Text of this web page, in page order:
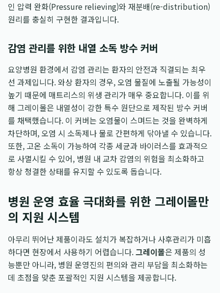
인 압력 완화(Pressure relieving)와 재분배(re-distribution)
원리를 충실히 구현한 결과입니다.
감염 관리를 위한 내열 소독 방수 커버
요양병원 환경에서 감염 관리는 환자의 안전과 직결되는 최우
선 과제입니다. 와상 환자의 경우, 오염 물질에 노출될 가능성이
높기 때문에 매트리스의 위생 관리가 매우 중요합니다. 이를 위
해 그레이몰은 내열성이 강한 특수 원단으로 제작된 방수 커버
를 채택했습니다. 이 커버는 오염물이 스며드는 것을 완벽하게
차단하며, 오염 시 소독제나 물로 간편하게 닦아낼 수 있습니다.
또한, 고온 소독이 가능하여 각종 세균과 바이러스를 효과적으
로 사멸시킬 수 있어, 병원 내 교차 감염의 위험을 최소화하고
항상 청결한 상태를 유지할 수 있도록 돕습니다.
병원 운영 효율 극대화를 위한 그레이몰만
의 지원 시스템
아무리 뛰어난 제품이라도 설치가 복잡하거나 사후관리가 미흡
하다면 현장에서 사용하기 어렵습니다.그레이몰은 제품의 성
능뿐만 아니라, 병원 운영진의 편의와 관리 부담을 최소화하는
데 초점을 맞춘 포괄적인 지원 시스템을 제공합니다.